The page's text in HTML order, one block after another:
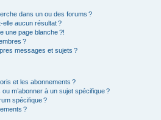
dans un ou des forums ?
aucun résultat ?
une page blanche ?!
?
messages et sujets ?
et les abonnements ?
m’abonner à un sujet spécifique ?
spécifique ?
?